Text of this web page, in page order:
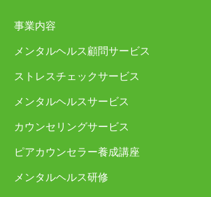
事業内容
メンタルヘルス顧問サービス
ストレスチェックサービス
メンタルヘルスサービス
カウンセリングサービス
ピアカウンセラー養成講座
メンタルヘルス研修